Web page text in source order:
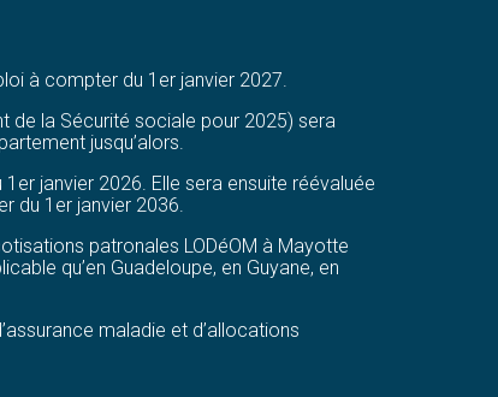
à compter du 1er janvier 2027.
de la Sécurité sociale pour 2025) sera
jusqu’alors.
janvier 2026. Elle sera ensuite réévaluée
du 1er janvier 2036.
patronales LODéOM à Mayotte
qu’en Guadeloupe, en Guyane, en
maladie et d’allocations